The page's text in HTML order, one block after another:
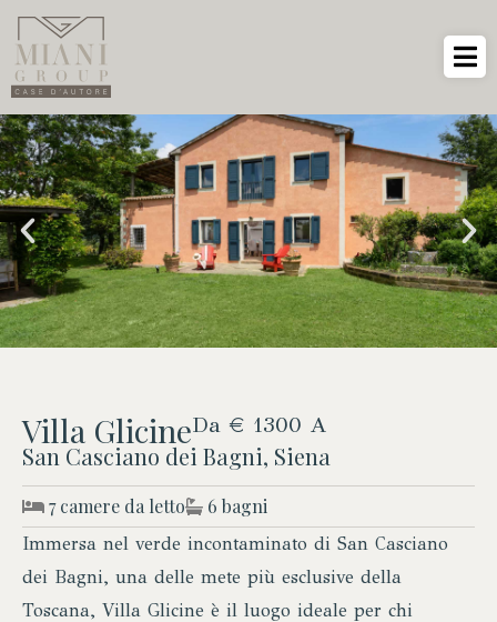
Villa GlicineDa € 1300 A
San Casciano dei Bagni, Siena
7 camere da letto 6 bagni
Immersa nel verde incontaminato di San Casciano
dei Bagni, una delle mete più esclusive della
Toscana, Villa Glicine è il luogo ideale per chi